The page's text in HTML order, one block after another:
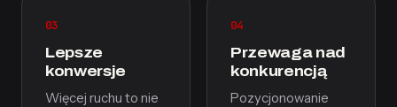
03
Lepsze
konwersje
Więcej ruchu to nie
04
Przewaga nad
konkurencją
Pozycjonowanie